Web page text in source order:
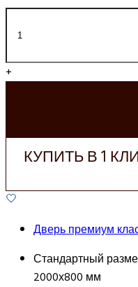
+
КУПИТЬ В 1
Дверь премиум
Стандартный
2000х800 мм